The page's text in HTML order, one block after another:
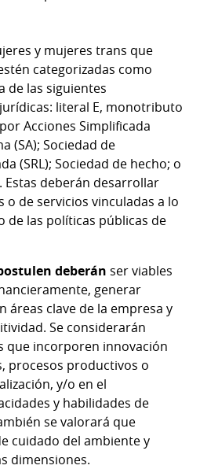
y mujeres trans que
categorizadas como
de las siguientes
literal E, monotributo
Acciones Simplificada
(SA); Sociedad de
(SRL); Sociedad de hecho; o
deberán desarrollar
de servicios vinculadas a lo
de las políticas públicas de
deberán ser viables
generar
áreas clave de la empresa y
Se considerarán
que incorporen innovación
procesos productivos o
y/o en el
y habilidades de
se valorará que
cuidado del ambiente y
dimensiones.